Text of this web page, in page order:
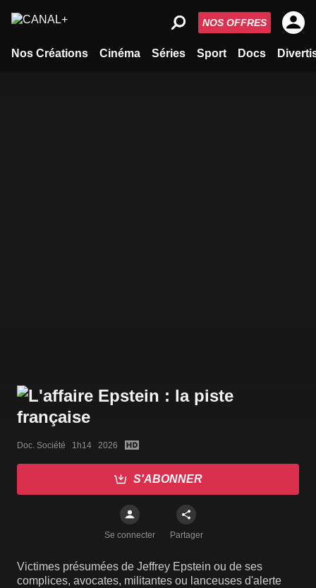
Nos Créations Cinéma Séries Sport Docs
NOS OFFRES
Doc. Société   1h14   2026
S'ABONNER
Se connecter Partager
Victimes présumées de Jeffrey Epstein ou de ses
complices, avocates, militantes ou lanceuses d'alerte